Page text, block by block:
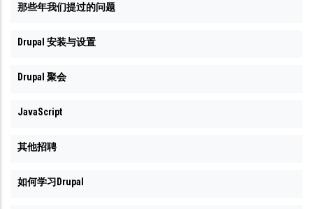
那些年我们提过的问题
Drupal 安装与设置
Drupal 聚会
JavaScript
其他招聘
如何学习Drupal